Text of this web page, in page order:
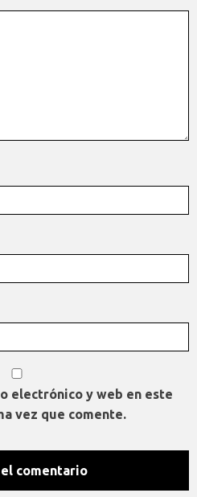
electrónico y web en este
vez que comente.